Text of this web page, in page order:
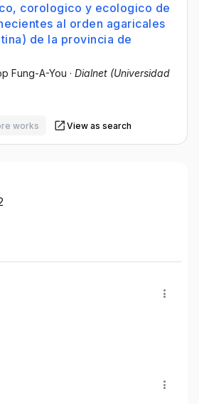
corologico y ecologico de
al orden agaricales
de la provincia de
Fung-A-You · Dialnet (Universidad
works View as search